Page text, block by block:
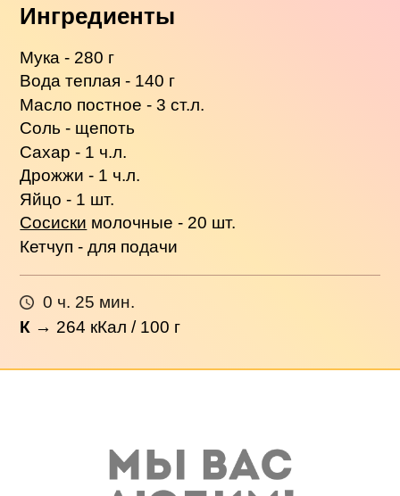
Ингредиенты
Мука - 280 г
Вода теплая - 140 г
Масло постное - 3 ст.л.
Соль - щепоть
Сахар - 1 ч.л.
Дрожжи - 1 ч.л.
Яйцо - 1 шт.
Сосиски молочные - 20 шт.
Кетчуп - для подачи
0 ч. 25 мин.
К → 264 кКал / 100 г